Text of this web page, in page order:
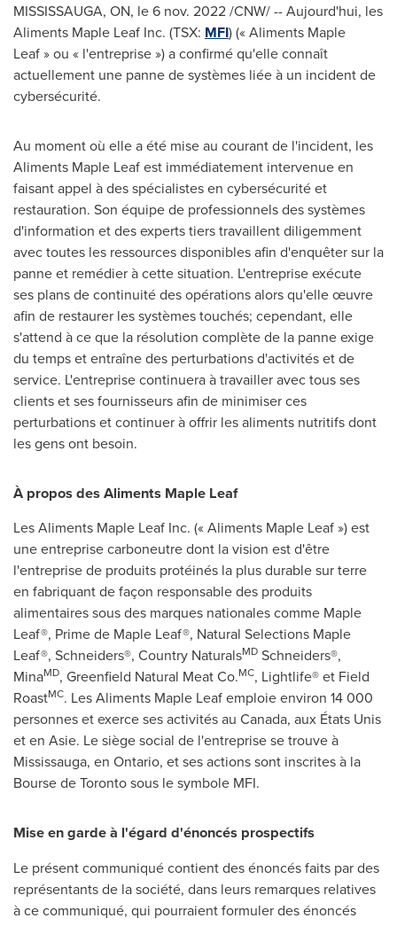
MISSISSAUGA, ON, le6 nov. 2022/CNW/ -- Aujourd'hui, les
Aliments Maple Leaf Inc. (TSX: MFI) (« Aliments Maple
Leaf » ou « l'entreprise ») a confirmé qu'elle connaît
actuellement une panne de systèmes liée à un incident de
cybersécurité.
Au moment où elle a été mise au courant de l'incident, les
Aliments Maple Leaf est immédiatement intervenue en
faisant appel à des spécialistes en cybersécurité et
restauration. Son équipe de professionnels des systèmes
d'information et des experts tiers travaillent diligemment
avec toutes les ressources disponibles afin d'enquêter sur la
panne et remédier à cette situation. L'entreprise exécute
ses plans de continuité des opérations alors qu'elle œuvre
afin de restaurer les systèmes touchés; cependant, elle
s'attend à ce que la résolution complète de la panne exige
du temps et entraîne des perturbations d'activités et de
service. L'entreprise continuera à travailler avec tous ses
clients et ses fournisseurs afin de minimiser ces
perturbations et continuer à offrir les aliments nutritifs dont
les gens ont besoin.
À propos des Aliments Maple Leaf
Les Aliments Maple Leaf Inc. (« Aliments Maple Leaf ») est
une entreprise carboneutre dont la vision est d'être
l'entreprise de produits protéinés la plus durable sur terre
en fabriquant de façon responsable des produits
alimentaires sous des marques nationales comme Maple
Leaf®, Prime de Maple Leaf®, Natural Selections Maple
Leaf®, Schneiders®, Country NaturalsMD Schneiders®,
MinaMD, Greenfield Natural Meat Co.MC, Lightlife® et Field
RoastMC. Les Aliments Maple Leaf emploie environ 14 000
personnes et exerce ses activités au Canada, aux États Unis
et en Asie. Le siège social de l'entreprise se trouve à
Mississauga, en Ontario, et ses actions sont inscrites à la
Bourse deTorontosous le symbole MFI.
Mise en garde à l'égard d'énoncés prospectifs
Le présent communiqué contient des énoncés faits par des
représentants de la société, dans leurs remarques relatives
à ce communiqué, qui pourraient formuler des énoncés